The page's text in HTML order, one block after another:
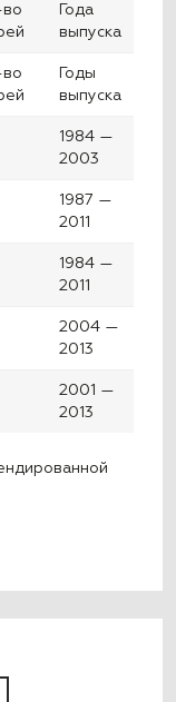
Года
выпуска
Годы
выпуска
1984 —
2003
1987 —
2011
1984 —
2011
2004 —
2013
2001 —
2013